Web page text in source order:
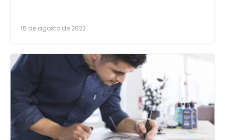
15 de agosto de 2022